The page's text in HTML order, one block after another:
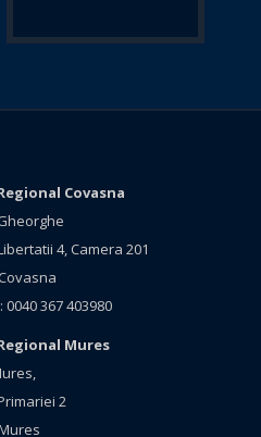
Covasna
4, Camera 201
367 403980
Mures
2